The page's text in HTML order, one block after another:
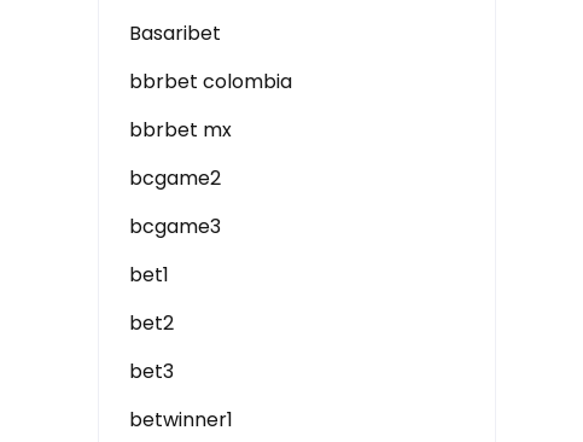
Basaribet
bbrbet colombia
bbrbet mx
bcgame2
bcgame3
bet1
bet2
bet3
betwinner1